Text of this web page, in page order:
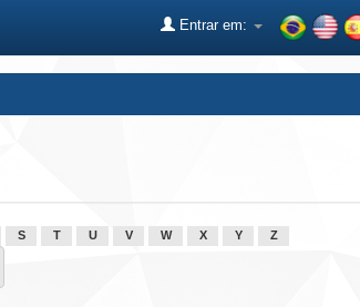
Entrar em:
S T U V W X Y Z